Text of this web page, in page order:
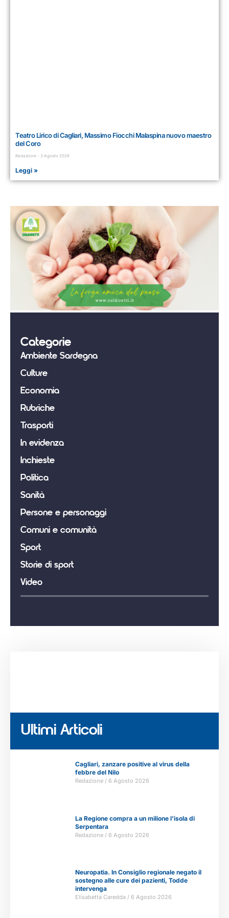
Teatro Lirico di Cagliari, Massimo Fiocchi Malaspina nuovo maestro
del Coro
Redazione 3 Agosto 2026
Leggi »
Categorie
Ambiente Sardegna
Culture
Economia
Rubriche
Trasporti
In evidenza
Inchieste
Politica
Sanità
Persone e personaggi
Comuni e comunità
Sport
Storie di sport
Video
Ultimi Articoli
Cagliari, zanzare positive al virus della
febbre del Nilo
Redazione 6 Agosto 2026
La Regione compra a un milione l’isola di
Serpentara
Redazione 6 Agosto 2026
Neuropatia. In Consiglio regionale negato il
sostegno alle cure dei pazienti, Todde
intervenga
Elisabetta Caredda 6 Agosto 2026